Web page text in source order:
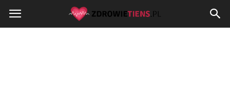
Zdrowietiens.pl